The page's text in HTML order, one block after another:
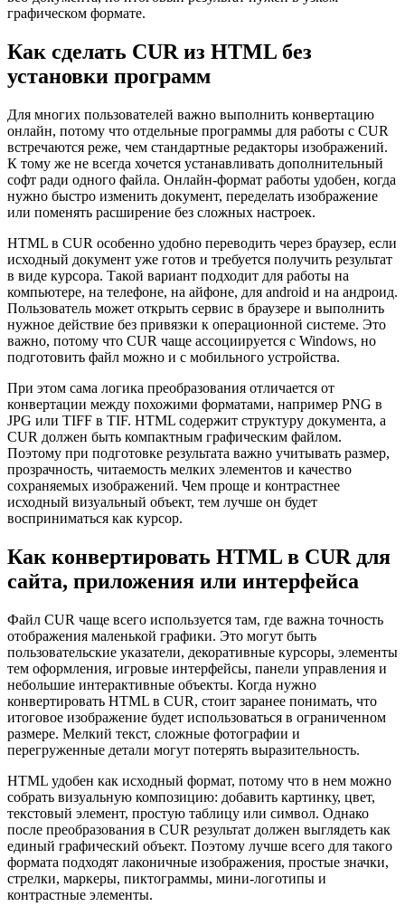
графическом формате.
Как сделать CUR из HTML без
установки программ
Для многих пользователей важно выполнить конвертацию
онлайн, потому что отдельные программы для работы с CUR
встречаются реже, чем стандартные редакторы изображений.
К тому же не всегда хочется устанавливать дополнительный
софт ради одного файла. Онлайн-формат работы удобен, когда
нужно быстро изменить документ, переделать изображение
или поменять расширение без сложных настроек.
HTML в CUR особенно удобно переводить через браузер, если
исходный документ уже готов и требуется получить результат
в виде курсора. Такой вариант подходит для работы на
компьютере, на телефоне, на айфоне, для android и на андроид.
Пользователь может открыть сервис в браузере и выполнить
нужное действие без привязки к операционной системе. Это
важно, потому что CUR чаще ассоциируется с Windows, но
подготовить файл можно и с мобильного устройства.
При этом сама логика преобразования отличается от
конвертации между похожими форматами, например PNG в
JPG или TIFF в TIF. HTML содержит структуру документа, а
CUR должен быть компактным графическим файлом.
Поэтому при подготовке результата важно учитывать размер,
прозрачность, читаемость мелких элементов и качество
сохраняемых изображений. Чем проще и контрастнее
исходный визуальный объект, тем лучше он будет
восприниматься как курсор.
Как конвертировать HTML в CUR для
сайта, приложения или интерфейса
Файл CUR чаще всего используется там, где важна точность
отображения маленькой графики. Это могут быть
пользовательские указатели, декоративные курсоры, элементы
тем оформления, игровые интерфейсы, панели управления и
небольшие интерактивные объекты. Когда нужно
конвертировать HTML в CUR, стоит заранее понимать, что
итоговое изображение будет использоваться в ограниченном
размере. Мелкий текст, сложные фотографии и
перегруженные детали могут потерять выразительность.
HTML удобен как исходный формат, потому что в нем можно
собрать визуальную композицию: добавить картинку, цвет,
текстовый элемент, простую таблицу или символ. Однако
после преобразования в CUR результат должен выглядеть как
единый графический объект. Поэтому лучше всего для такого
формата подходят лаконичные изображения, простые значки,
стрелки, маркеры, пиктограммы, мини-логотипы и
контрастные элементы.